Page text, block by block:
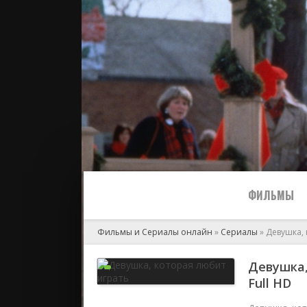
ФИЛЬМЫ
2024
Фильмы и Сериалы онлайн » Сериалы » Девушка,
Full HD